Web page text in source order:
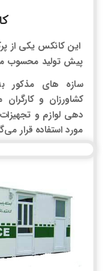
این کانکس یکی از
پیش تولید محسوب
سازه های مذکور
کشاورزان و
دهی لوازم و
مورد استفاده قرار